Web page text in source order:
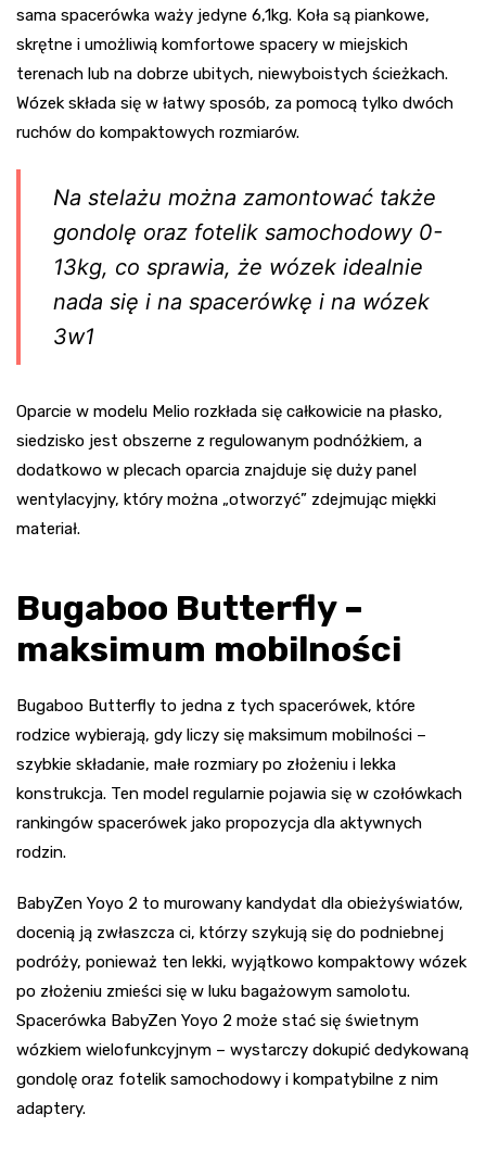
sama spacerówka waży jedyne 6,1kg. Koła są piankowe,
skrętne i umożliwią komfortowe spacery w miejskich
terenach lub na dobrze ubitych, niewyboistych ścieżkach.
Wózek składa się w łatwy sposób, za pomocą tylko dwóch
ruchów do kompaktowych rozmiarów.
Na stelażu można zamontować także
gondolę oraz fotelik samochodowy 0-
13kg, co sprawia, że wózek idealnie
nada się i na spacerówkę i na wózek
3w1
Oparcie w modelu Melio rozkłada się całkowicie na płasko,
siedzisko jest obszerne z regulowanym podnóżkiem, a
dodatkowo w plecach oparcia znajduje się duży panel
wentylacyjny, który można „otworzyć” zdejmując miękki
materiał.
Bugaboo Butterfly –
maksimum mobilności
Bugaboo Butterfly to jedna z tych spacerówek, które
rodzice wybierają, gdy liczy się maksimum mobilności –
szybkie składanie, małe rozmiary po złożeniu i lekka
konstrukcja. Ten model regularnie pojawia się w czołówkach
rankingów spacerówek jako propozycja dla aktywnych
rodzin.
BabyZen Yoyo 2 to murowany kandydat dla obieżyświatów,
docenią ją zwłaszcza ci, którzy szykują się do podniebnej
podróży, ponieważ ten lekki, wyjątkowo kompaktowy wózek
po złożeniu zmieści się w luku bagażowym samolotu.
Spacerówka BabyZen Yoyo 2 może stać się świetnym
wózkiem wielofunkcyjnym – wystarczy dokupić dedykowaną
gondolę oraz fotelik samochodowy i kompatybilne z nim
adaptery.